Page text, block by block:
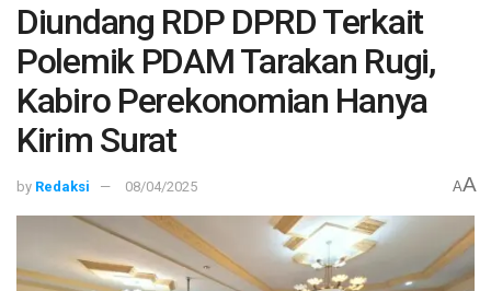
Diundang RDP DPRD Terkait
Polemik PDAM Tarakan Rugi,
Kabiro Perekonomian Hanya
Kirim Surat
by Redaksi 08/04/2025 AA